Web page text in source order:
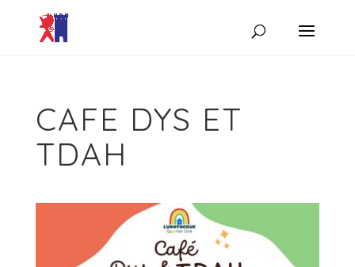
CAFE DYS ET
TDAH